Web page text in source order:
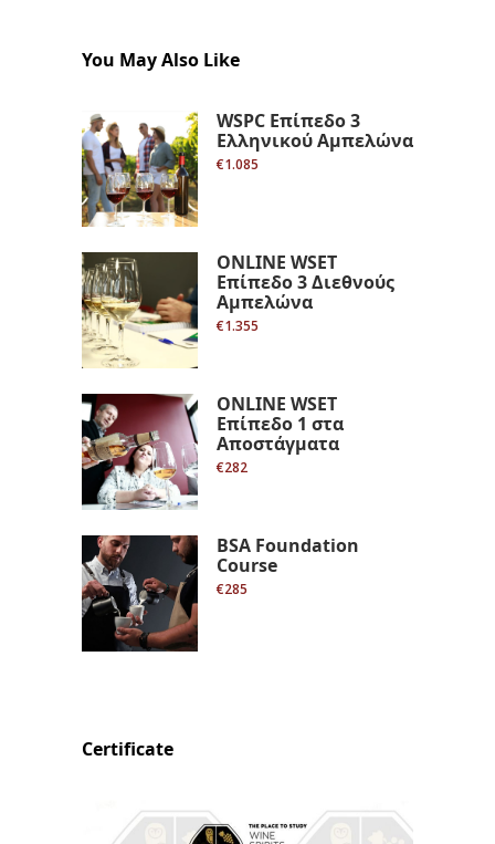
You May Also Like
WSPC Επίπεδο 3
Ελληνικού Αμπελώνα
€1.085
ONLINE WSET
Επίπεδο 3 Διεθνούς
Αμπελώνα
€1.355
ONLINE WSET
Επίπεδο 1 στα
Αποστάγματα
€282
BSA Foundation
Course
€285
Certificate